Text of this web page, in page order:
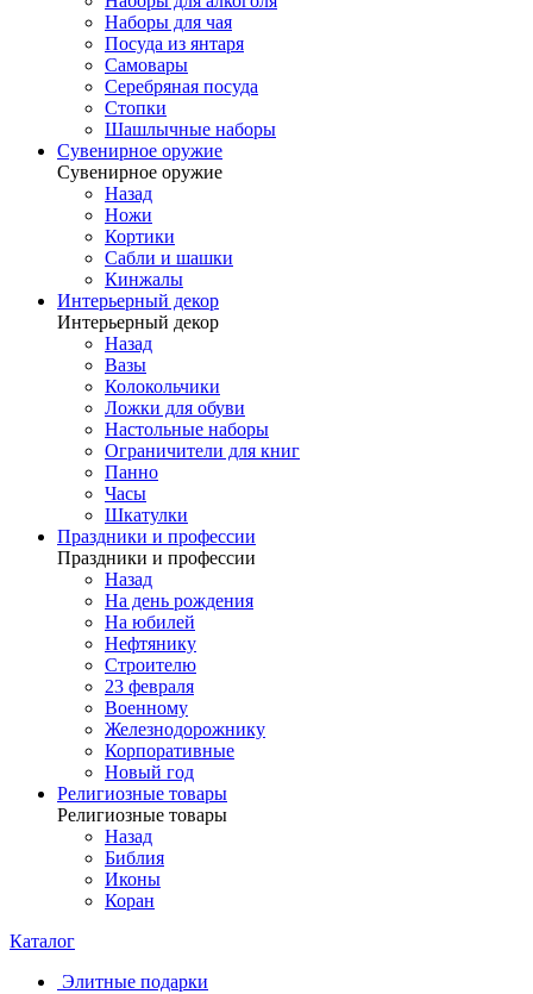
Наборы для чая
Посуда из янтаря
Самовары
Серебряная посуда
Стопки
Шашлычные наборы
Сувенирное оружие
Сувенирное оружие
Назад
Ножи
Кортики
Сабли и шашки
Кинжалы
Интерьерный декор
Интерьерный декор
Назад
Вазы
Колокольчики
Ложки для обуви
Настольные наборы
Ограничители для книг
Панно
Часы
Шкатулки
Праздники и профессии
Праздники и профессии
Назад
На день рождения
На юбилей
Нефтянику
Строителю
23 февраля
Военному
Железнодорожнику
Корпоративные
Новый год
Религиозные товары
Религиозные товары
Назад
Библия
Иконы
Коран
Каталог
Элитные подарки